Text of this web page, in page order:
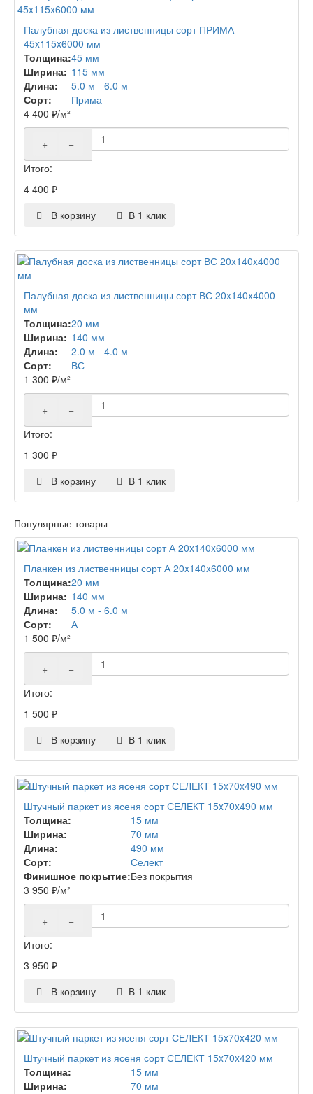
Палубная доска из лиственницы сорт ПРИМА
45x115x6000 мм
Толщина:45 мм
Ширина: 115 мм
Длина:
5.0 м - 6.0 м
Сорт:
Прима
4 400 ₽/м²
+
−
Итого:
4 400 ₽
В корзину
В 1 клик
Палубная доска из лиственницы сорт ВС 20x140x4000
мм
Толщина:20 мм
Ширина: 140 мм
Длина:
2.0 м - 4.0 м
Сорт:
ВС
1 300 ₽/м²
+
−
Итого:
1 300 ₽
В корзину
В 1 клик
Популярные товары
Планкен из лиственницы сорт А 20x140x6000 мм
Толщина:20 мм
Ширина: 140 мм
Длина:
5.0 м - 6.0 м
Сорт:
А
1 500 ₽/м²
+
−
Итого:
1 500 ₽
В корзину
В 1 клик
Штучный паркет из ясеня сорт СЕЛЕКТ 15x70x490 мм
Толщина:
15 мм
Ширина:
70 мм
Длина:
490 мм
Сорт:
Селект
Финишное покрытие:Без покрытия
3 950 ₽/м²
+
−
Итого:
3 950 ₽
В корзину
В 1 клик
Штучный паркет из ясеня сорт СЕЛЕКТ 15x70x420 мм
Толщина:
15 мм
Ширина:
70 мм